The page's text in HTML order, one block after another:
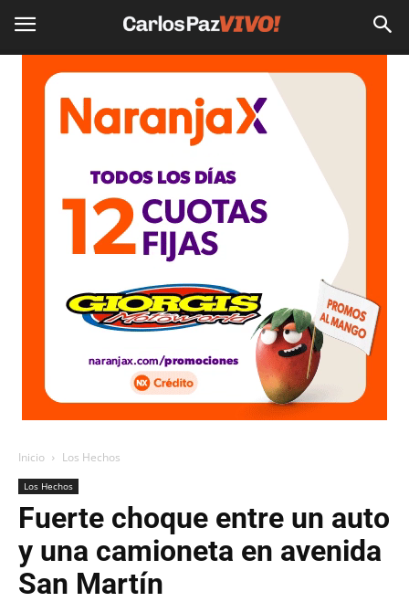
Inicio Los Hechos
Los Hechos
Fuerte choque entre un auto
y una camioneta en avenida
San Martín